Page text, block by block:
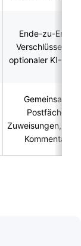
Ende-zu-Ende-
Verschlüsselung,
optionaler KI-
Gemeinsame
Postfächer,
Zuweisungen,
Kommentare